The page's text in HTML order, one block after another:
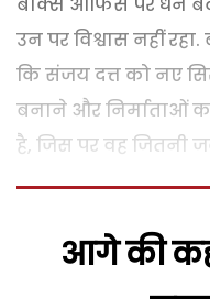
उन पर विश्वास नहीं
कि संजय दत्त को नए
बनाने और निर्माताओं
है, जिस पर वह जितनी
आगे की